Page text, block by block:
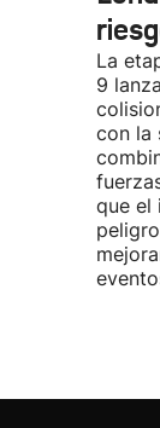
La
9
con la
que el